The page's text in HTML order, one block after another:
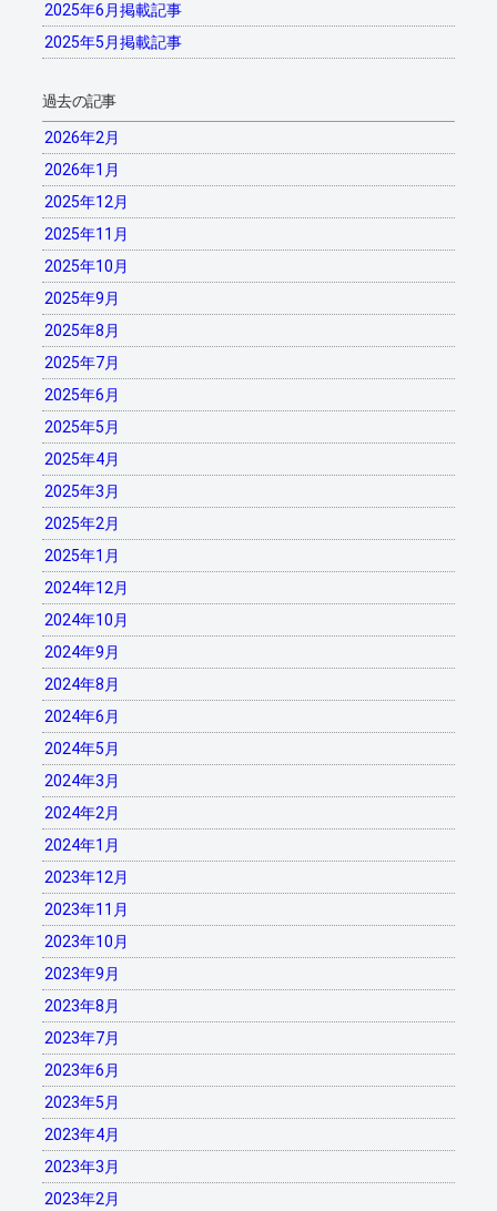
2025年6月掲載記事
2025年5月掲載記事
過去の記事
2026年2月
2026年1月
2025年12月
2025年11月
2025年10月
2025年9月
2025年8月
2025年7月
2025年6月
2025年5月
2025年4月
2025年3月
2025年2月
2025年1月
2024年12月
2024年10月
2024年9月
2024年8月
2024年6月
2024年5月
2024年3月
2024年2月
2024年1月
2023年12月
2023年11月
2023年10月
2023年9月
2023年8月
2023年7月
2023年6月
2023年5月
2023年4月
2023年3月
2023年2月